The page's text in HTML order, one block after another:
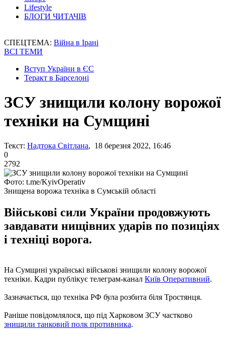
Lifestyle
БЛОГИ ЧИТАЧІВ
СПЕЦТЕМА: Війна в Ірані
ВСІ ТЕМИ
Вступ України в ЄС
Теракт в Барселоні
ЗСУ знищили колону ворожої
техніки на Сумщині
Текст: Надтока Світлана, 18 березня 2022, 16:46
0
2792
Фото: t.me/KyivOperativ
Знищена ворожа техніка в Сумській області
Військові сили України продовжують
завдавати нищівних ударів по позиціях
і техніці ворога.
На Сумщині українські військові знищили колону ворожої
техніки. Кадри публікує телеграм-канал Київ Оперативний.
Зазначається, що техніка РФ була розбита біля Тростянця.
Раніше повідомлялося, що під Харковом ЗСУ частково
знищили танковий полк противника.